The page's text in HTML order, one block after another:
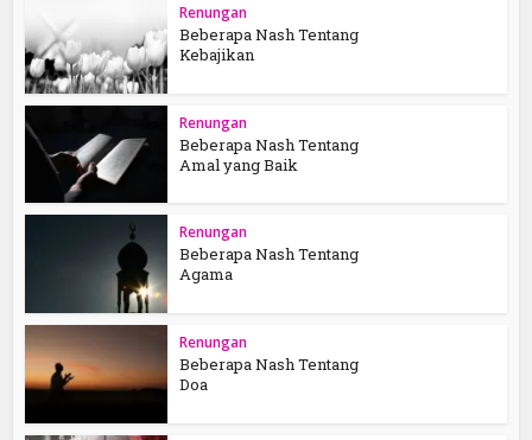
Renungan
Beberapa Nash Tentang
Kebajikan
Renungan
Beberapa Nash Tentang
Amal yang Baik
Renungan
Beberapa Nash Tentang
Agama
Renungan
Beberapa Nash Tentang
Doa